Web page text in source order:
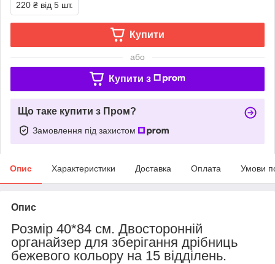
220 ₴ від 5 шт.
Купити
або
Купити з
Що таке купити з Пром?
Замовлення під захистом
Опис Характеристики Доставка Оплата Умови
Опис
Розмір 40*84 см. Двосторонній
органайзер для зберігання дрібниць
бежевого кольору на 15 відділень.